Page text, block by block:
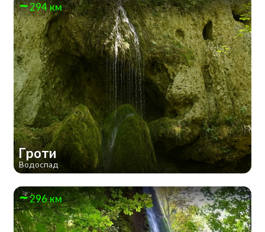
294 км
Гроти
Водоспад
296 км